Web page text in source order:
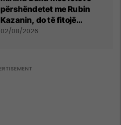
përshëndetet me Rubin
Kazanin, do të fitojë
miliona te Spartak Moska
02/08/2026